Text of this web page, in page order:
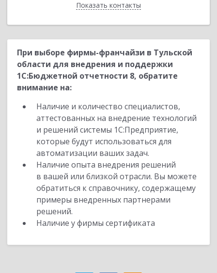
Показать контакты
Назад
При выборе фирмы-франчайзи в Тульской
области для внедрения и поддержки
1С:Бюджетной отчетности 8, обратите
внимание на:
Наличие и количество специалистов,
аттестованных на внедрение технологий
и решений системы 1С:Предприятие,
которые будут использоваться для
автоматизации ваших задач.
Наличие опыта внедрения решений
в вашей или близкой отрасли. Вы можете
обратиться к справочнику, содержащему
примеры внедренных партнерами
решений.
Наличие у фирмы сертификата